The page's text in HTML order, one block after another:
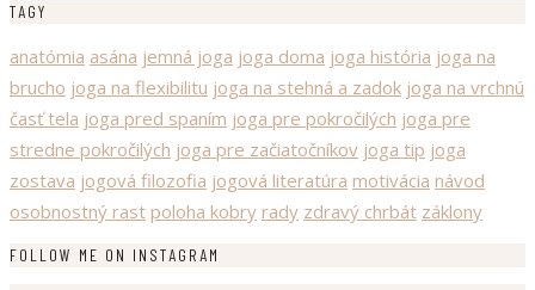
TAGY
anatómia asána jemná joga joga doma joga história joga na
brucho joga na flexibilitu joga na stehná a zadok joga na vrchnú
časť tela joga pred spaním joga pre pokročilých joga pre
stredne pokročilých joga pre začiatočníkov joga tip joga
zostava jogová filozofia jogová literatúra motivácia návod
osobnostný rast poloha kobry rady zdravý chrbát záklony
FOLLOW ME ON INSTAGRAM